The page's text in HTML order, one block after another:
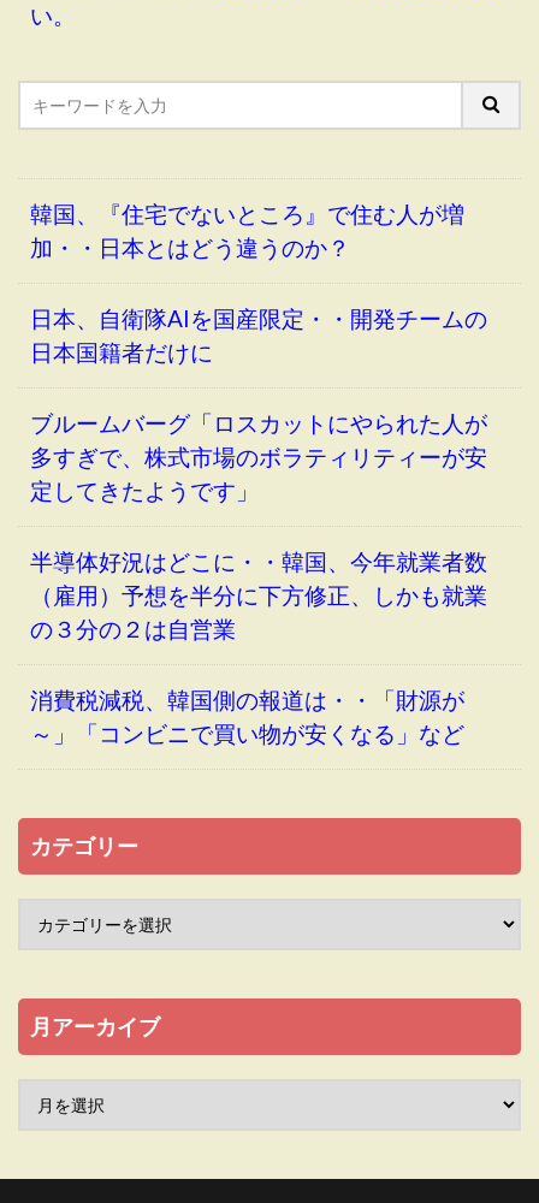
い。
韓国、『住宅でないところ』で住む人が増
加・・日本とはどう違うのか？
日本、自衛隊AIを国産限定・・開発チームの
日本国籍者だけに
ブルームバーグ「ロスカットにやられた人が
多すぎで、株式市場のボラティリティーが安
定してきたようです」
半導体好況はどこに・・韓国、今年就業者数
（雇用）予想を半分に下方修正、しかも就業
の３分の２は自営業
消費税減税、韓国側の報道は・・「財源が
～」「コンビニで買い物が安くなる」など
カテゴリー
月アーカイブ